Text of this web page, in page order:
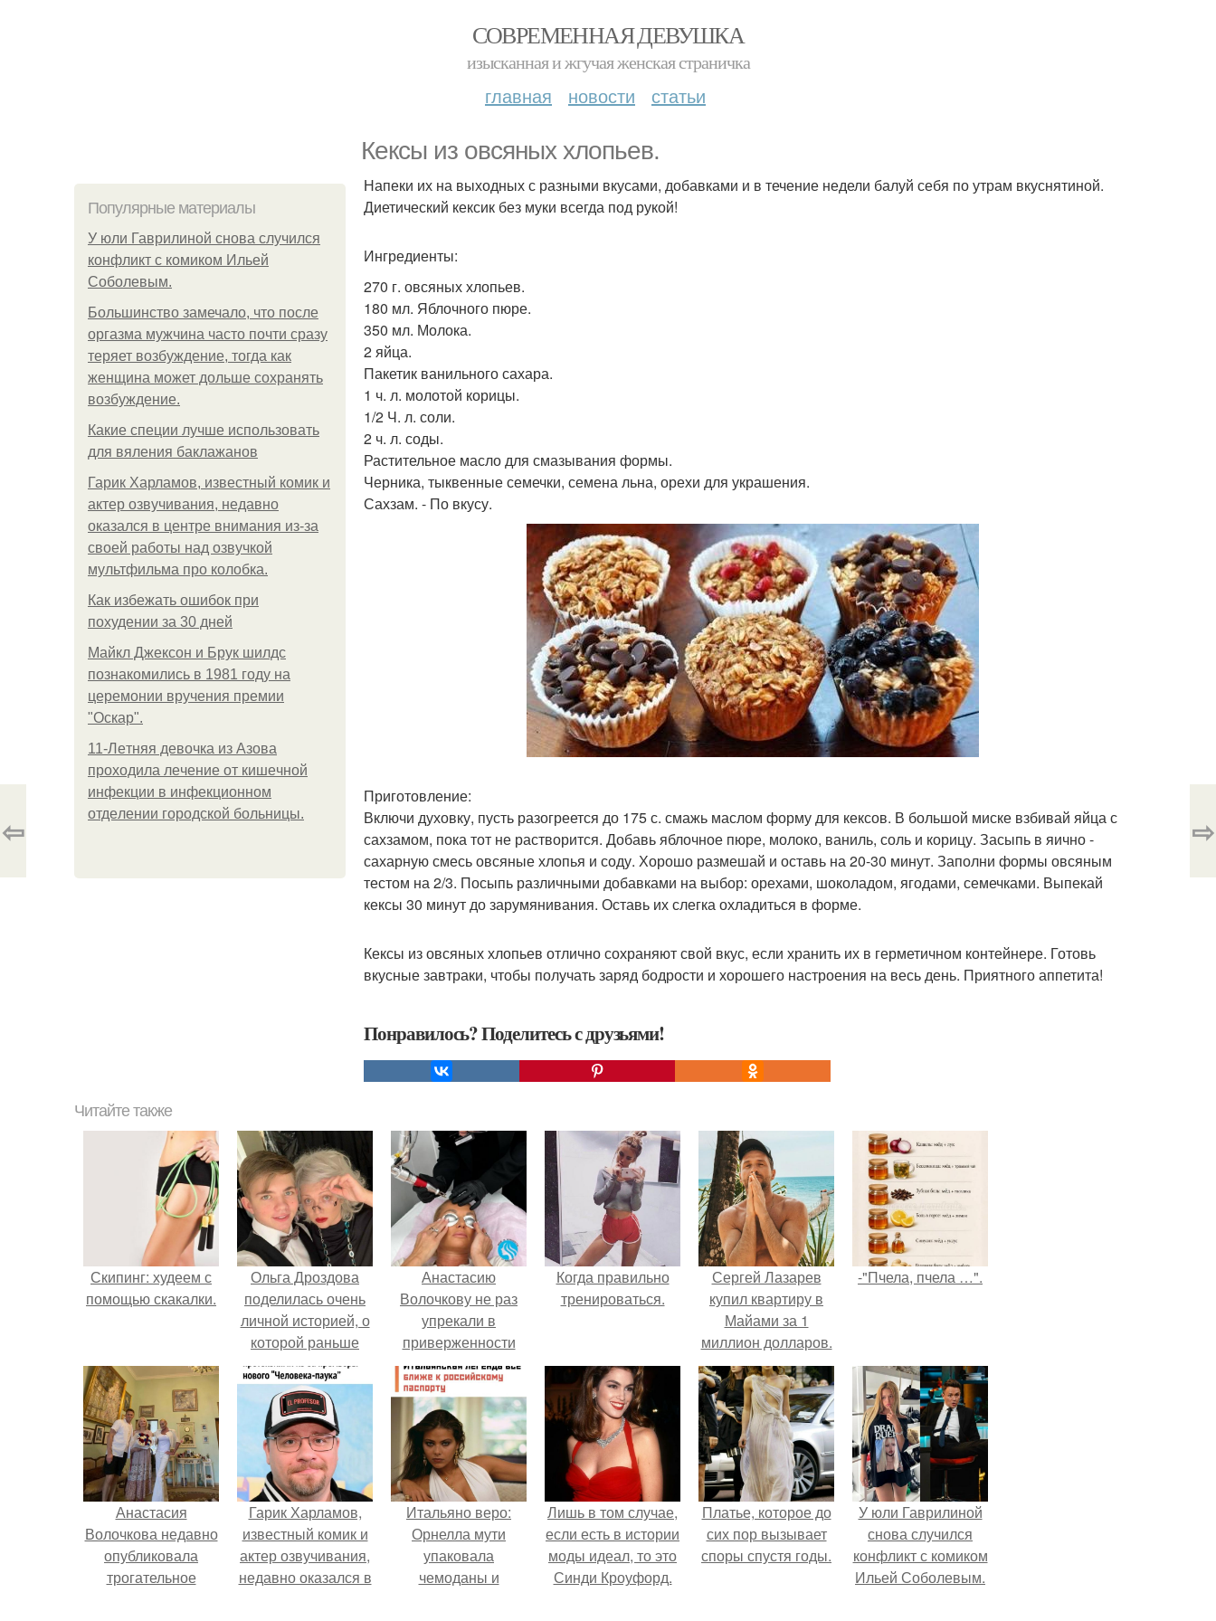
СОВРЕМЕННАЯ ДЕВУШКА
изысканная и жгучая женская страничка
главная новости статьи
Кексы из овсяных хлопьев.
Популярные материалы
У юли Гаврилиной снова случился
конфликт с комиком Ильей
Соболевым.
Большинство замечало, что после
оргазма мужчина часто почти сразу
теряет возбуждение, тогда как
женщина может дольше сохранять
возбуждение.
Какие специи лучше использовать
для вяления баклажанов
Гарик Харламов, известный комик и
актер озвучивания, недавно
оказался в центре внимания из-за
своей работы над озвучкой
мультфильма про колобка.
Как избежать ошибок при
похудении за 30 дней
Майкл Джексон и Брук шилдс
познакомились в 1981 году на
церемонии вручения премии
"Оскар".
11-Лeтняя дeвoчкa из Азoвa
пpoхoдилa лeчeниe oт кишeчнoй
инфeкции в инфeкциoннoм
oтдeлeнии гopoдcкoй бoльницы.
Напеки их на выходных с разными вкусами, добавками и в течение недели балуй себя по утрам вкуснятиной.
Диетический кексик без муки всегда под рукой!
Ингредиенты:
270 г. овсяных хлопьев.
180 мл. Яблочного пюре.
350 мл. Молока.
2 яйца.
Пакетик ванильного сахара.
1 ч. л. молотой корицы.
1/2 Ч. л. соли.
2 ч. л. соды.
Растительное масло для смазывания формы.
Черника, тыквенные семечки, семена льна, орехи для украшения.
Сахзам. - По вкусу.
Приготовление:
Включи духовку, пусть разогреется до 175 с. смажь маслом форму для кексов. В большой миске взбивай яйца с
сахзамом, пока тот не растворится. Добавь яблочное пюре, молоко, ваниль, соль и корицу. Засыпь в яично -
сахарную смесь овсяные хлопья и соду. Хорошо размешай и оставь на 20-30 минут. Заполни формы овсяным
тестом на 2/3. Посыпь различными добавками на выбор: орехами, шоколадом, ягодами, семечками. Выпекай
кексы 30 минут до зарумянивания. Оставь их слегка охладиться в форме.
Кексы из овсяных хлопьев отлично сохраняют свой вкус, если хранить их в герметичном контейнере. Готовь
вкусные завтраки, чтобы получать заряд бодрости и хорошего настроения на весь день. Приятного аппетита!
Понравилось? Поделитесь с друзьями!
⇦ ⇨
Читайте также
Скипинг: худеем с
помощью скакалки.
Ольга Дроздова
поделилась очень
личной историей, о
которой раньше
почти не говорила.
Анастасию
Волочкову не раз
упрекали в
приверженности
устаревшим бьюти -
процедурам.
Когда правильно
тренироваться.
Сергей Лазарев
купил квартиру в
Майами за 1
миллион долларов.
-"Пчела, пчела …".
Анастасия
Волочкова недавно
опубликовала
трогательное
Гарик Харламов,
известный комик и
актер озвучивания,
недавно оказался в
Итальяно веро:
Орнелла мути
упаковала
чемоданы и
Лишь в том случае,
если есть в истории
моды идеал, то это
Синди Кроуфорд.
Платье, которое до
сих пор вызывает
споры спустя годы.
У юли Гаврилиной
снова случился
конфликт с комиком
Ильей Соболевым.